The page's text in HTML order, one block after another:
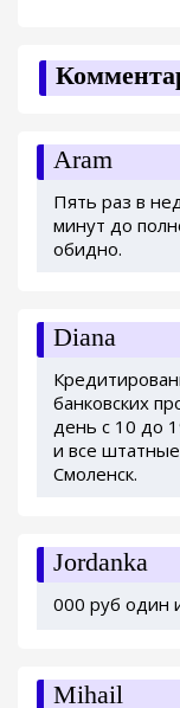
Aram
Пять раз в
минут до
обидно.
Diana
банковских
день с 10 до
и все
Смоленск.
Jordanka
000 руб один
Mihail